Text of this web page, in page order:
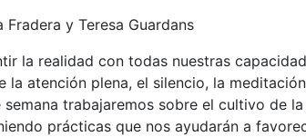
y Teresa Guardans
la realidad con todas nuestras
la atención plena, el silencio, la
semana trabajaremos sobre el cultivo de
prácticas que nos ayudarán a